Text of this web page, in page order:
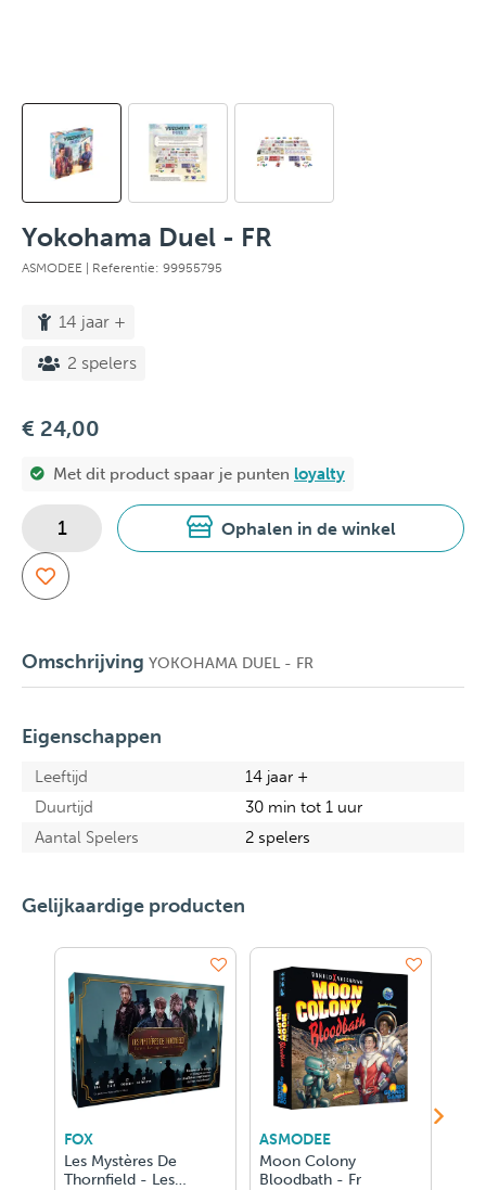
Yokohama Duel - FR
ASMODEE | Referentie: 99955795
14 jaar +
2 spelers
€ 24,00
Met dit product spaar je punten loyalty
Ophalen in de winkel
Omschrijving YOKOHAMA DUEL - FR
Eigenschappen
Leeftijd
14 jaar +
Duurtijd
30 min tot 1 uur
Aantal Spelers
2 spelers
Gelijkaardige producten
FOX
Les Mystères De
Thornfield - Les
ASMODEE
Moon Colony
Bloodbath - Fr